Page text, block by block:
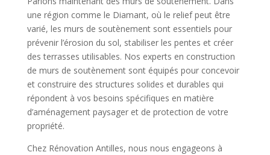
une région comme le Diamant, où le relief peut être
varié, les murs de soutènement sont essentiels pour
prévenir l’érosion du sol, stabiliser les pentes et créer
des terrasses utilisables. Nos experts en construction
de murs de soutènement sont équipés pour concevoir
et construire des structures solides et durables qui
répondent à vos besoins spécifiques en matière
d’aménagement paysager et de protection de votre
propriété.
Chez Rénovation Antilles, nous nous engageons à